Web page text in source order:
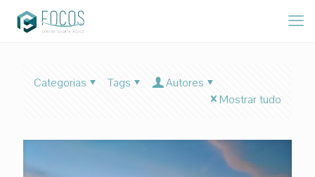
Categorias Tags
Autores
Mostrar tudo